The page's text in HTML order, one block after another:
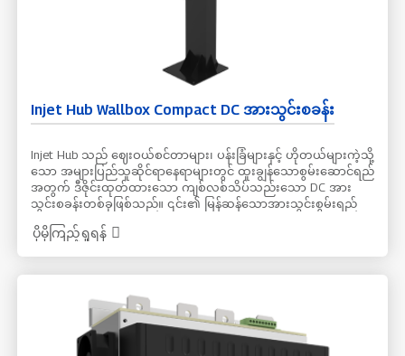
Injet Hub Wallbox Compact DC အားသွင်းစခန်း
Injet Hub သည် ဈေးဝယ်စင်တာများ၊ ပန်းခြံများနှင့် ဟိုတယ်များကဲ့သို့
သော အများပြည်သူဆိုင်ရာနေရာများတွင် ထူးချွန်သောစွမ်းဆောင်ရည်
အတွက် ဒီဇိုင်းထုတ်ထားသော ကျစ်လစ်သိပ်သည်းသော DC အား
သွင်းစခန်းတစ်ခုဖြစ်သည်။ ၎င်း၏ မြန်ဆန်သောအားသွင်းစွမ်းရည်
တစ်နေ့တာလုံး အားသွင်းချိန်ကြာမြင့်မှုကို နာရီအနည်းငယ်အထိ
အခြေအနေအားလုံးတွင် တည်ငြိမ်ပြီး လုံခြုံသောလည်ပတ်မှုကို
သေချာစေသည်။ အသုံးပြုရလွယ်ကူသောဒီဇိုင်းသည် အားသွင်းခြင်း
လုပ်ငန်းစဉ်ကို ရိုးရှင်းစေသည်။ ရှုပ်ထွေးသော စနစ်ထည့်သွင်းမှုများ မ
လိုအပ်ဘဲ ပလပ်ထိုးပြီး အသုံးပြုနိုင်သည်။ ထို့အပြင်၊ EV အမှတ်
ပိုမိုကြည့်ရှုရန်